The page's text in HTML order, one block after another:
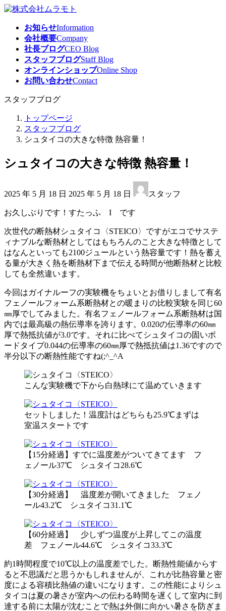
コ
プ
ナ
動
お知らせInformation
会社概要Company
社長ブログCEO Blog
スタッフブログStaff Blog
オンラインショップOnline Shop
お問い合わせContact
スタッフブログ
トップページ
スタッフブログ
シュタイコの大きな特徴 熱容量！
シュタイコの大きな特徴 熱容量！
2025 年 5 月 18 日 終
新
日
時
:
2025 年 5 月 18 日 スタッフ
お久しぶりです！すたっふ I です
次世代の断熱材シュタイコ〈STEICO〉ですがエコでサステ
ィナブルな断熱材としてはもちろんのこと大きな特徴として
はなんといっても2100ジュールという熱容量です！熱を蓄え
る量が大きく熱を断熱材下まで伝える時間が他断熱材と比較
しても全然違います。
今回はガイナルーフの実験機をちょいとお借りしまして有名
フェノールフォーム系断熱材との暖まりの比較実験を同じ60
㎜厚でしてみました。有名フェノールフォーム系断熱材は国
内では最高級の熱伝導率を誇ります。0.020の伝導率の60㎜
厚で熱抵抗値が3.0です。それに比べてシュタイコの固いボ
ードタイプ0.044の伝導率の60㎜厚で熱抵抗値は1.36ですので
半分以下の断熱性能ですね(;^_^A
こんな実験機で下から白熱球にて温めていきます
セットしました！温度計はどちらも25.9℃まずは
室温スタートです
【15分経過】すでに温度差がついてきてます フ
ェノール37℃ シュタイコ28.6℃
【30分経過】 温度差が開いてきました フェノ
ール43.2℃ シュタイコ31.1℃
【60分経過】 少しずつ温度が上昇してこの温度
差 フェノール44.6℃ シュタイコ33.3℃
約1時間程度で10℃以上の温度差でした。断熱性能値からす
ると不思議だと思うかもしれませんが、これが比熱容量と密
度による容積比熱値の違いになります。この性能によりシュ
タイコは夏の暑さが室内への伝わる時間を遅くして室内に到
達する前に太陽が沈むことで熱は外側に向かい暑さを防ぎま